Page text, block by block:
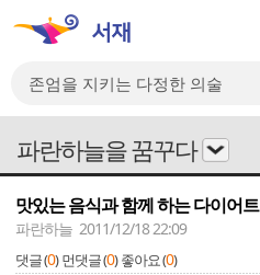
파란하늘을 꿈꾸다
맛있는 음식과 함께 하는 다이어트
파란하늘 2011/12/18 22:09
댓글 (0) 먼댓글 (0) 좋아요 (0)